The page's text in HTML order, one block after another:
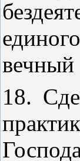
вечный
18.